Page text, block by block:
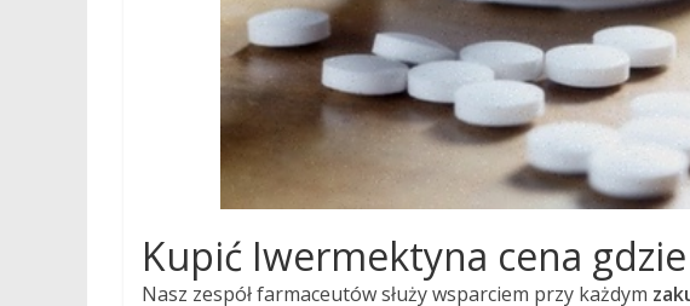
Kupić Iwermektyna​ cena
Nasz zespół farmaceutów służy wsparciem przy każdym